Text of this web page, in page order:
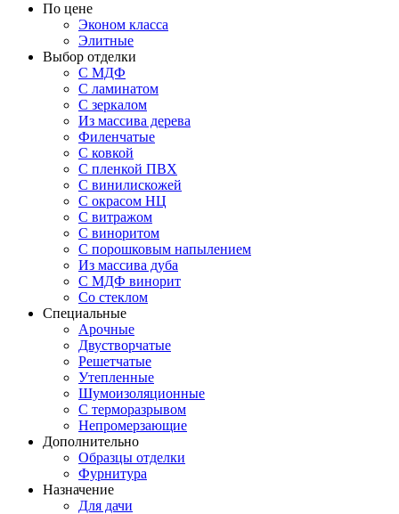
По цене
Эконом класса
Элитные
Выбор отделки
С МДФ
С ламинатом
С зеркалом
Из массива дерева
Филенчатые
С ковкой
С пленкой ПВХ
С винилискожей
С окрасом НЦ
С витражом
С виноритом
С порошковым напылением
Из массива дуба
С МДФ винорит
Со стеклом
Специальные
Арочные
Двустворчатые
Решетчатые
Утепленные
Шумоизоляционные
С терморазрывом
Непромерзающие
Дополнительно
Образцы отделки
Фурнитура
Назначение
Для дачи